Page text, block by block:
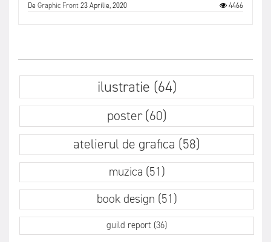
DeGraphic Front23 Aprilie, 2020 4466
ilustratie (64)
poster (60)
atelierul de grafica (58)
muzica (51)
book design (51)
guild report (36)